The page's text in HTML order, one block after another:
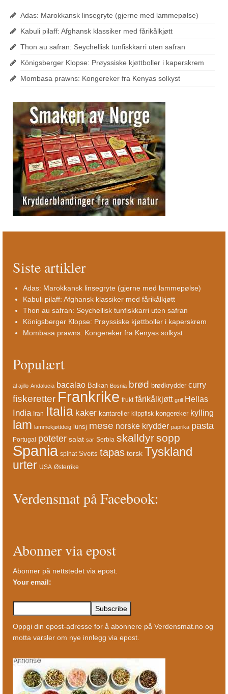
Adas: Marokkansk linsegryte (gjerne med lammepølse)
Kabuli pilaff: Afghansk klassiker med fårikålkjøtt
Thon au safran: Seychellisk tunfiskkarri uten safran
Königsberger Klopse: Prøyssiske kjøttboller i kaperskrem
Mombasa prawns: Kongereker fra Kenyas solkyst
Siste artikler
Adas: Marokkansk linsegryte (gjerne med lammepølse)
Kabuli pilaff: Afghansk klassiker med fårikålkjøtt
Thon au safran: Seychellisk tunfiskkarri uten safran
Königsberger Klopse: Prøyssiske kjøttboller i kaperskrem
Mombasa prawns: Kongereker fra Kenyas solkyst
Populært
al ajillo Andalucia bacalao Balkan Bosnia brød brødkrydder curry
fiskeretter Frankrike frukt fårikålkjøtt grill Hellas
India Iran Italia kaker kantareller klippfisk kongereker kylling
lam lammekjøttdeig lunsj mese norske krydder paprika pasta
Portugal poteter salat sar Serbia skalldyrsopp
Spania spinat Sveits tapas torsk Tyskland
urter USA Østerrike
Verdensmat på Facebook:
Abonner via epost
Abonner på nettstedet via epost.
Your email:
Oppgi din epost-adresse for å abonnere på Verdensmat.no og
motta varsler om nye innlegg via epost.